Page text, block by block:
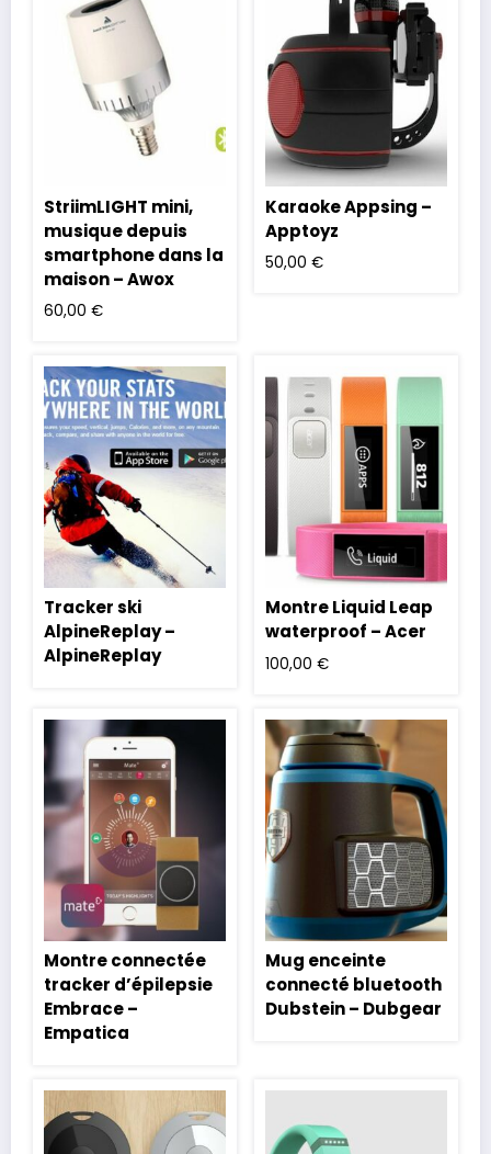
StriimLIGHT mini,
musique depuis
smartphone dans la
maison – Awox
60,00 €
Karaoke Appsing –
Apptoyz
50,00 €
Tracker ski
AlpineReplay –
AlpineReplay
Montre Liquid Leap
waterproof – Acer
100,00 €
Montre connectée
tracker d’épilepsie
Embrace –
Empatica
Mug enceinte
connecté bluetooth
Dubstein – Dubgear